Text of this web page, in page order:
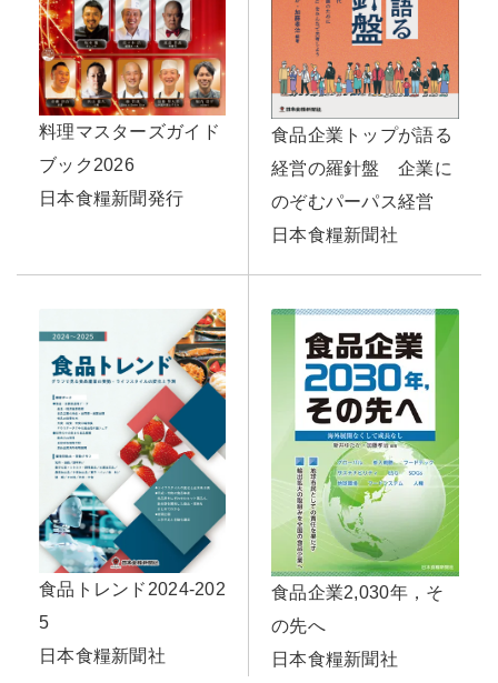
料理マスターズガイド
ブック2026
日本食糧新聞発行
食品企業トップが語る
経営の羅針盤 企業に
のぞむパーパス経営
日本食糧新聞社
食品トレンド2024-202
5
日本食糧新聞社
食品企業2,030年，そ
の先へ
日本食糧新聞社